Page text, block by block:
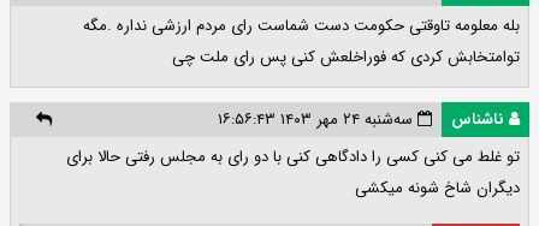
بله معلومه تاوقتی حکومت دست شماست رای مردم ارزشی نداره .مگه
توامتخابش کردی که فوراخلعش کنی پس رای ملت چی
ناشناس
سه‌شنبه ۲۴ مهر ۱۴۰۳ ۱۶:۵۶:۴۳
تو غلط می کنی کسی را دادگاهی کنی با دو رای به مجلس رفتی حالا برای
دیگران شاخ شونه میکشی